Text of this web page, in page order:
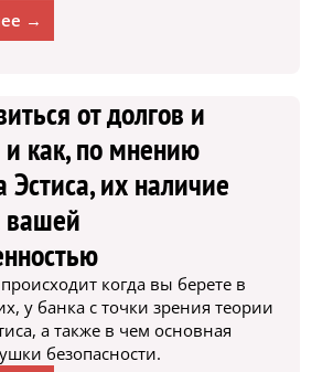
→
от долгов и
как, по мнению
их наличие
вашей
когда вы берете в
у банка с точки зрения теории
а также в чем основная
безопасности.